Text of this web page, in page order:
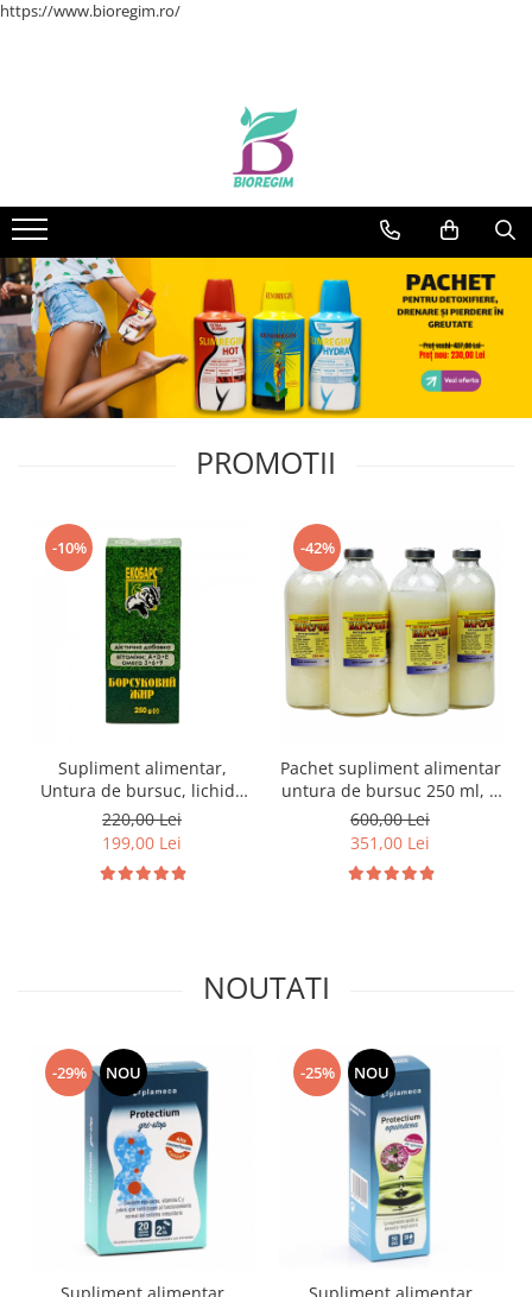
https://www.bioregim.ro/
PROMOTII
-10%
Supliment alimentar,
Untura de bursuc, lichida
250ml
220,00 Lei
199,00 Lei
-42%
Pachet supliment alimentar
untura de bursuc 250 ml, 4
bucati
600,00 Lei
351,00 Lei
NOUTATI
-29% NOU -25% NOU